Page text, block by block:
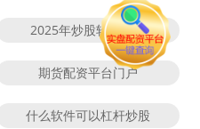
2025年炒股软件下载
期货配资平台门户
什么软件可以杠杆炒股